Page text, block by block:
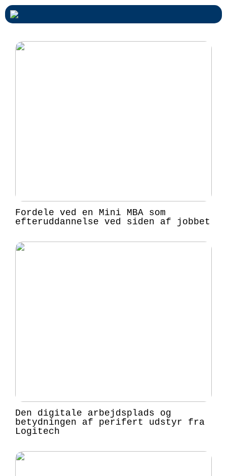
Fordele ved en Mini MBA som
efteruddannelse ved siden af jobbet
Den digitale arbejdsplads og
betydningen af perifert udstyr fra
Logitech